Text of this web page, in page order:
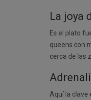
La joya
Es el plato
queens con
cerca de las
Aquí la clave